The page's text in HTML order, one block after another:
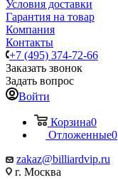
Условия доставки
Гарантия на товар
Компания
Контакты
+7 (495) 374-72-66
Заказать звонок
Задать вопрос
Войти
Корзина0
Отложенные0
zakaz@billiardvip.ru
г. Москва